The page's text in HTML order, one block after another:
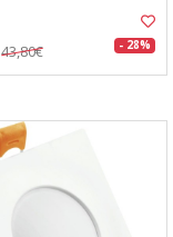
43,80€ - 28%